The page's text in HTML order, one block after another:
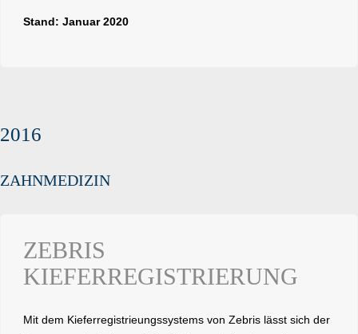
Stand: Januar 2020
2016
ZAHNMEDIZIN
ZEBRIS
KIEFERREGISTRIERUNG
Mit dem Kieferregistrieungssystems von Zebris lässt sich der